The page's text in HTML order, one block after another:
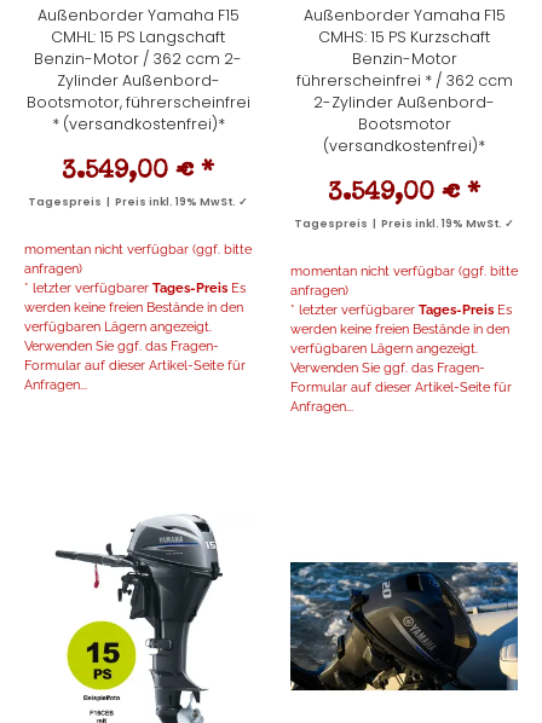
Außenborder Yamaha F15
CMHL: 15 PS Langschaft
Benzin-Motor / 362 ccm 2-
Zylinder Außenbord-
Bootsmotor, führerscheinfrei
* (versandkostenfrei)*
3.549,00 € *
Tagespreis | Preis inkl. 19% MwSt. ✓
momentan nicht verfügbar (ggf. bitte
anfragen)
* letzter verfügbarer Tages-Preis Es
werden keine freien Bestände in den
verfügbaren Lägern angezeigt.
Verwenden Sie ggf. das Fragen-
Formular auf dieser Artikel-Seite für
Anfragen...
Außenborder Yamaha F15
CMHS: 15 PS Kurzschaft
Benzin-Motor
führerscheinfrei * / 362 ccm
2-Zylinder Außenbord-
Bootsmotor
(versandkostenfrei)*
3.549,00 € *
Tagespreis | Preis inkl. 19% MwSt. ✓
momentan nicht verfügbar (ggf. bitte
anfragen)
* letzter verfügbarer Tages-Preis Es
werden keine freien Bestände in den
verfügbaren Lägern angezeigt.
Verwenden Sie ggf. das Fragen-
Formular auf dieser Artikel-Seite für
Anfragen...